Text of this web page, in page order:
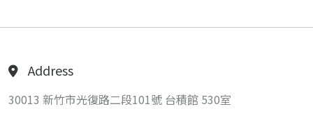
Address
30013 新竹市光復路二段101號 台積館 530室